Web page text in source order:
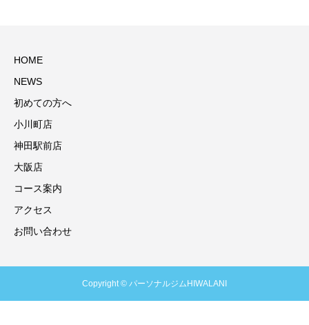
HOME
NEWS
初めての方へ
小川町店
神田駅前店
大阪店
コース案内
アクセス
お問い合わせ
Copyright © パーソナルジムHIWALANI